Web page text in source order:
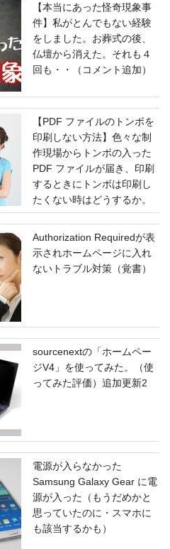
【本当にあった怪奇現象事
件】私がとんでもない経験
をしました。お葬式の後、
仏壇から消えた。それも４
回も・・（コメント追加）
【PDF ファイルのトンボを
印刷しない方法】色々な制
作現場からトンボの入った
PDF ファイルが届き、印刷
するときにトンボは印刷し
たくない時はどうするか。
Authorization Requiredが表
示されホームページに入れ
ないトラブル対策（覚書）
sourcenextの「ホームペー
ジV4」を使ってみた。（使
ってみた評価）追加更新2
電源が入らなかった
Samsung Galaxy Gear に電
源が入った（もうだめかと
思っていたのに・スマホに
も該当するかも）